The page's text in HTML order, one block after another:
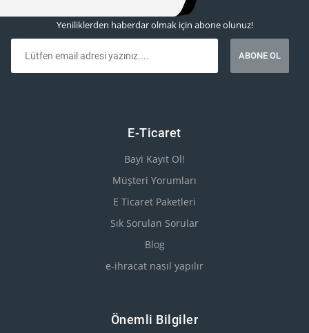
Yeniliklerden haberdar olmak için abone olunuz!
E-Ticaret
Bayi Kayıt Ol!
Müşteri Yorumları
E Ticaret Paketleri
Sık Sorulan Sorular
Blog
e-ihracat nasıl yapılır
Önemli Bilgiler